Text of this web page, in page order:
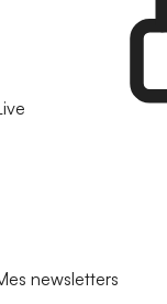
newsletters